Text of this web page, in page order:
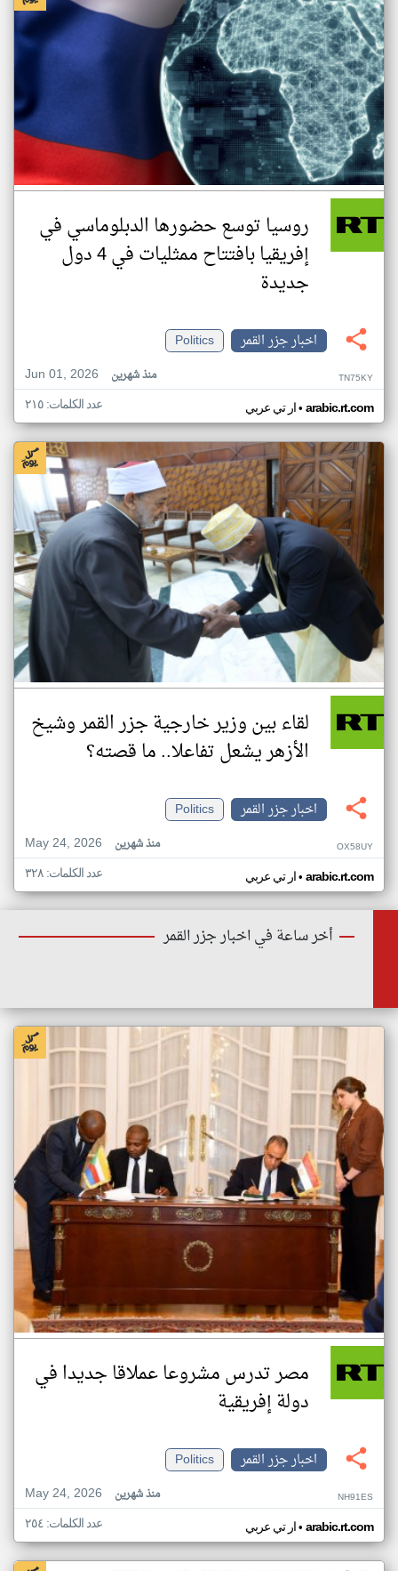
روسيا توسع حضورها الدبلوماسي في
إفريقيا بافتتاح ممثليات في 4 دول
جديدة
اخبار جزر القمر
Politics
Jun 01, 2026
منذ شهرين TN75KY
ار تي عربي• arabic.rt.com عدد الكلمات: ٢١٥
لقاء بين وزير خارجية جزر القمر وشيخ
الأزهر يشعل تفاعلا.. ما قصته؟
اخبار جزر القمر
Politics
May 24, 2026
منذ شهرين OX58UY
ار تي عربي• arabic.rt.com عدد الكلمات: ٣٢٨
أخر ساعة في اخبار جزر القمر
مصر تدرس مشروعا عملاقا جديدا في
دولة إفريقية
اخبار جزر القمر
Politics
May 24, 2026
منذ شهرين NH91ES
ار تي عربي• arabic.rt.com عدد الكلمات: ٢٥٤